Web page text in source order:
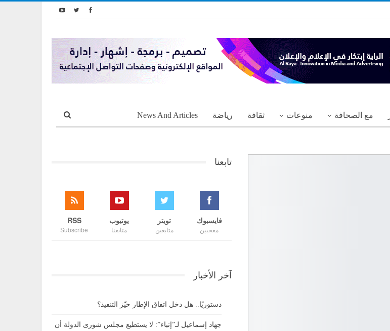
مع الصحافة منوعات ثقافة رياضة News And Articles
تابعنا
فايسبوك
معجبين
تويتر
متابعين
يوتيوب
متابعنا
RSS
Subscribe
آخر الأخبار
دستوريًا.. هل دخل اتفاق الإطار حيّز التنفيذ؟
جهاد إسماعيل لـ”إنباء”: لا يستطيع مجلس شورى الدولة أن